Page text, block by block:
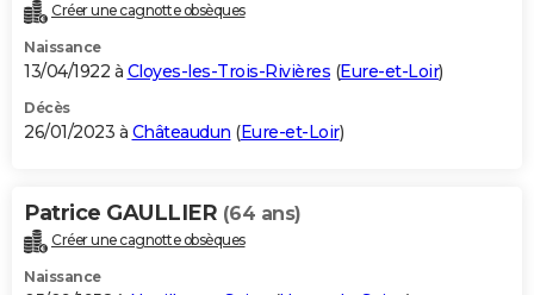
Créer une cagnotte obsèques
Naissance
13/04/1922 à Cloyes-les-Trois-Rivières (Eure-et-Loir)
Décès
26/01/2023 à Châteaudun (Eure-et-Loir)
Patrice GAULLIER (64 ans)
Créer une cagnotte obsèques
Naissance